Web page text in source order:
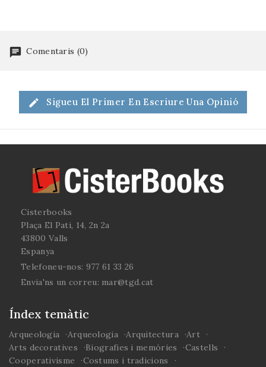
Comentaris (0)
Sigueu El Primer En Escriure Una Opinió
Cisterbooks
Plaça El Pati, 14, 2n 2a
43800 Valls
Espanya
Telefoneu-nos: 977 61 33 26
Envia'ns un correu: mar@tgd.cat
Índex temàtic
Arqueologia Arqueologia Arquitectura
Art
Arts decoratives
Biografies i memòries
Castells
Cooperativisme
Costums i tradicions